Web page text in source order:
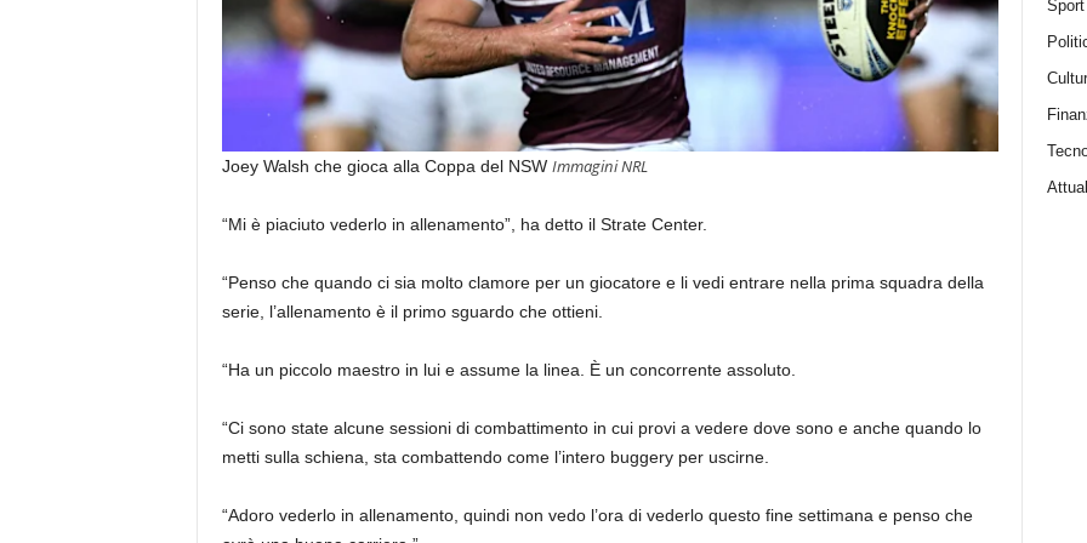
Joey Walsh che gioca alla Coppa del NSW Immagini NRL
“Mi è piaciuto vederlo in allenamento”, ha detto il Strate Center.
“Penso che quando ci sia molto clamore per un giocatore e li vedi entrare nella prima squadra della
serie, l’allenamento è il primo sguardo che ottieni.
“Ha un piccolo maestro in lui e assume la linea. È un concorrente assoluto.
“Ci sono state alcune sessioni di combattimento in cui provi a vedere dove sono e anche quando lo
metti sulla schiena, sta combattendo come l’intero buggery per uscirne.
“Adoro vederlo in allenamento, quindi non vedo l’ora di vederlo questo fine settimana e penso che
Sport